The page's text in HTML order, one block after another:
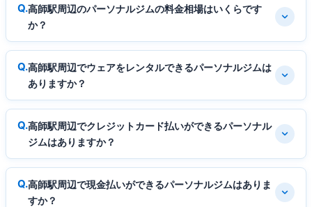
高師駅周辺のパーソナルジムの料金相場はいくらです
か？
高師駅周辺でウェアをレンタルできるパーソナルジムは
ありますか？
高師駅周辺でクレジットカード払いができるパーソナル
ジムはありますか？
高師駅周辺で現金払いができるパーソナルジムはありま
すか？